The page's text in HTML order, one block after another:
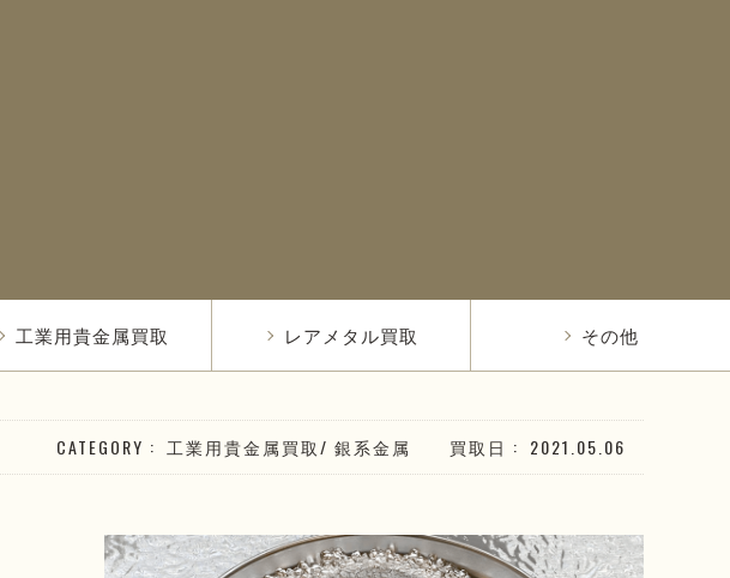
工業用貴金属買取 レアメタル買取 その他
CATEGORY 工業用貴金属買取/ 銀系金属 買取日 2021.05.06